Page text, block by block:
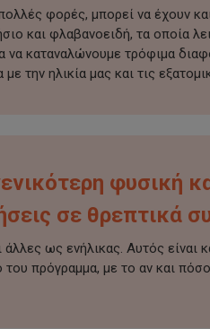
φορές, μπορεί να έχουν
και φλαβανοειδή, τα οποία
να καταναλώνουμε τρόφιμα
ηλικία μας και τις
φυσική
σε θρεπτικά
ως ενήλικας. Αυτός είναι
πρόγραμμα, με το αν και πόσο